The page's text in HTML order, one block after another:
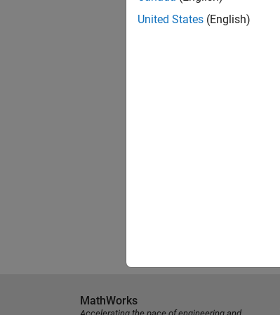
United States (English)
MathWorks